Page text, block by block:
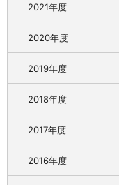
2021年度
2020年度
2019年度
2018年度
2017年度
2016年度